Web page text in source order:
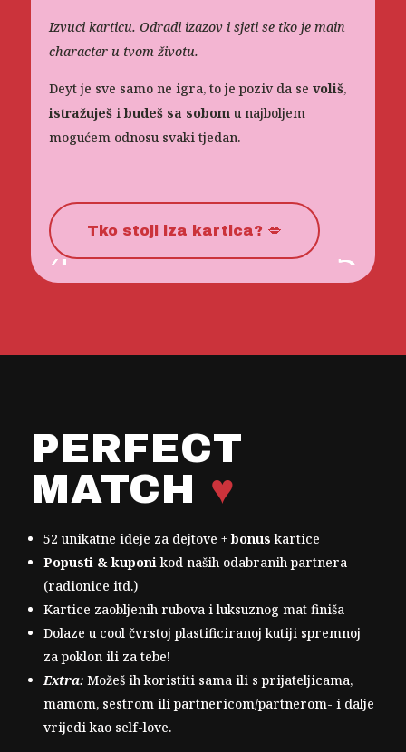
Izvuci karticu. Odradi izazov i sjeti se tko je main
character u tvom životu.
Deyt je sve samo ne igra, to je poziv da se voliš,
istražuješibudeš sa sobomu najboljem
mogućem odnosu svaki tjedan.
Tko stoji iza kartica? 💋
PERFECT
MATCH ♥
52 unikatne ideje za dejtove +bonus kartice
Popusti & kuponikod naših odabranih partnera
(radionice itd.)
Kartice zaobljenih rubova i luksuznog mat finiša
Dolaze u cool čvrstoj plastificiranoj kutiji spremnoj
za poklon ili za tebe!
Extra:Možeš ih koristiti sama ili s prijateljicama,
mamom, sestrom ili partnericom/partnerom- i dalje
vrijedi kao self-love.